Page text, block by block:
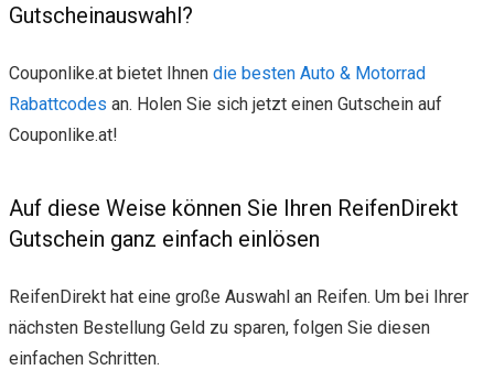
Gutscheinauswahl?
Couponlike.at bietet Ihnen die besten Auto & Motorrad
Rabattcodes an. Holen Sie sich jetzt einen Gutschein auf
Couponlike.at!
Auf diese Weise können Sie Ihren ReifenDirekt
Gutschein ganz einfach einlösen
ReifenDirekt hat eine große Auswahl an Reifen. Um bei Ihrer
nächsten Bestellung Geld zu sparen, folgen Sie diesen
einfachen Schritten.